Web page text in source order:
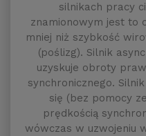
silnikach pracy
znamionowym jest to
mniej niż szybkość
(poślizg). Silnik
uzyskuje obroty
synchronicznego.
się (bez pomocy
prędkością
wówczas w uzwojeniu